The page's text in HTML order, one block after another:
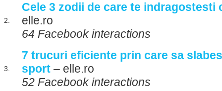
2.
Cele 3 zodii de care te indragostesti
elle.ro
64 Facebook interactions
3.
7 trucuri eficiente prin care sa
sport – elle.ro
52 Facebook interactions